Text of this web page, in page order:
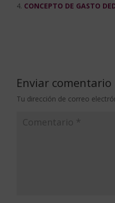
CONCEPTO DE GASTO
Enviar comentario
Tu dirección de correo